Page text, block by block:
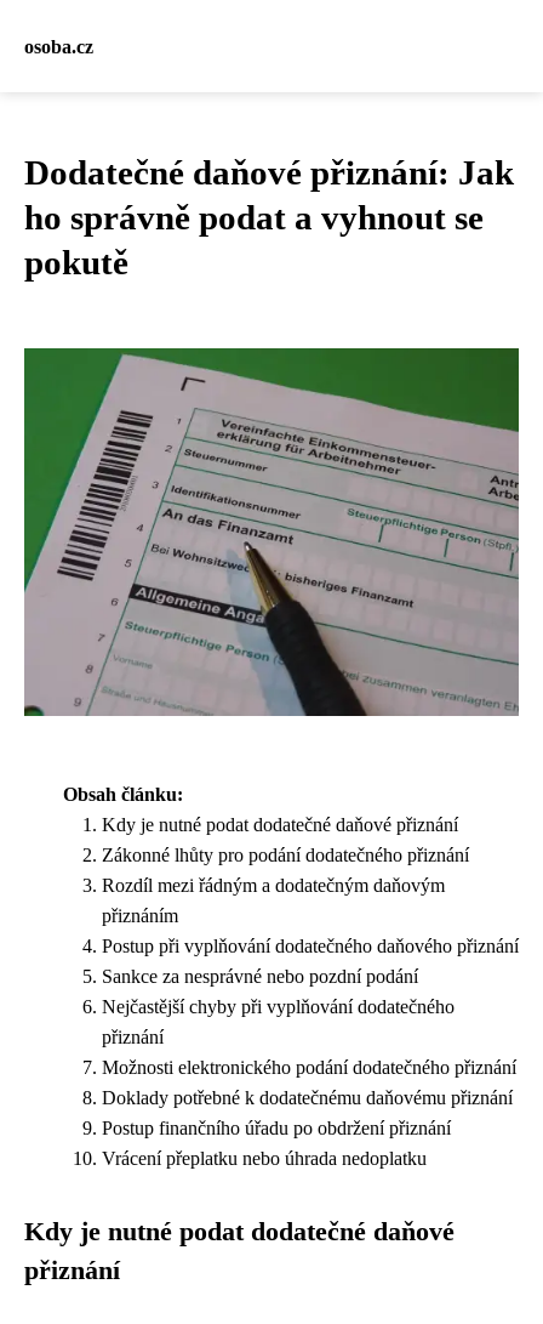
osoba.cz
Dodatečné daňové přiznání: Jak
ho správně podat a vyhnout se
pokutě
Obsah článku:
Kdy je nutné podat dodatečné daňové přiznání
Zákonné lhůty pro podání dodatečného přiznání
Rozdíl mezi řádným a dodatečným daňovým
přiznáním
Postup při vyplňování dodatečného daňového přiznání
Sankce za nesprávné nebo pozdní podání
Nejčastější chyby při vyplňování dodatečného
přiznání
Možnosti elektronického podání dodatečného přiznání
Doklady potřebné k dodatečnému daňovému přiznání
Postup finančního úřadu po obdržení přiznání
Vrácení přeplatku nebo úhrada nedoplatku
Kdy je nutné podat dodatečné daňové
přiznání